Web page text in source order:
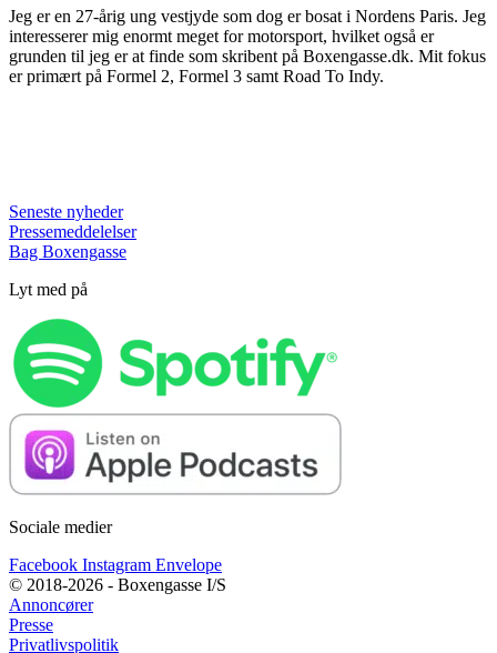
Jeg er en 27-årig ung vestjyde som dog er bosat i Nordens Paris. Jeg
interesserer mig enormt meget for motorsport, hvilket også er
grunden til jeg er at finde som skribent på Boxengasse.dk. Mit fokus
er primært på Formel 2, Formel 3 samt Road To Indy.
Seneste nyheder
Pressemeddelelser
Bag Boxengasse
Lyt med på
Sociale medier
Facebook Instagram Envelope
© 2018-2026 - Boxengasse I/S
Annoncører
Presse
Privatlivspolitik